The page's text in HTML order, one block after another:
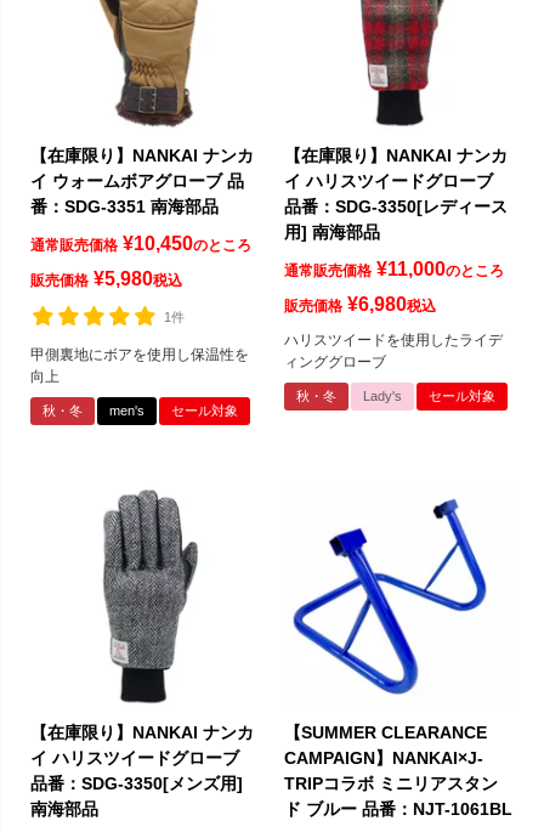
【在庫限り】NANKAI ナンカ
イ ウォームボアグローブ 品
番：SDG-3351 南海部品
通常販売価格 ¥10,450のところ
販売価格 ¥5,980税込
1件
甲側裏地にボアを使用し保温性を
向上
秋・冬 men's セール対象
【在庫限り】NANKAI ナンカ
イ ハリスツイードグローブ
品番：SDG-3350[レディース
用] 南海部品
通常販売価格 ¥11,000のところ
販売価格 ¥6,980税込
ハリスツイードを使用したライデ
ィンググローブ
秋・冬 Lady's セール対象
【在庫限り】NANKAI ナンカ
イ ハリスツイードグローブ
品番：SDG-3350[メンズ用]
南海部品
【SUMMER CLEARANCE
CAMPAIGN】NANKAI×J-
TRIPコラボ ミニリアスタン
ド ブルー 品番：NJT-1061BL